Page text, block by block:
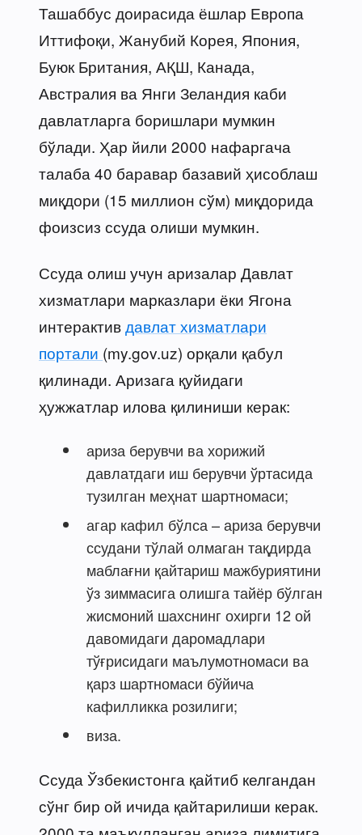
Ташаббус доирасида ёшлар Европа
Иттифоқи, Жанубий Корея, Япония,
Буюк Британия, АҚШ, Канада,
Австралия ва Янги Зеландия каби
давлатларга боришлари мумкин
бўлади. Ҳар йили 2000 нафаргача
талаба 40 баравар базавий ҳисоблаш
миқдори (15 миллион сўм) миқдорида
фоизсиз ссуда олиши мумкин.
Ссуда олиш учун аризалар Давлат
хизматлари марказлари ёки Ягона
интерактивдавлат хизматлари
портали (my.gov.uz) орқали қабул
қилинади. Аризага қуйидаги
ҳужжатлар илова қилиниши керак:
ариза берувчи ва хорижий
давлатдаги иш берувчи ўртасида
тузилган меҳнат шартномаси;
агар кафил бўлса – ариза берувчи
ссудани тўлай олмаган тақдирда
маблағни қайтариш мажбуриятини
ўз зиммасига олишга тайёр бўлган
жисмоний шахснинг охирги 12 ой
давомидаги даромадлари
тўғрисидаги маълумотномаси ва
қарз шартномаси бўйича
кафилликка розилиги;
виза.
Ссуда Ўзбекистонга қайтиб келгандан
сўнг бир ой ичида қайтарилиши керак.